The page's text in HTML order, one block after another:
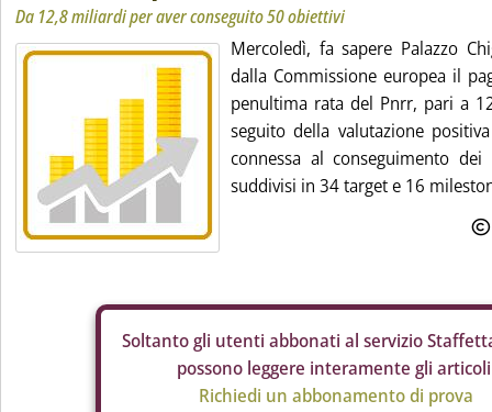
Da 12,8 miliardi per aver conseguito 50 obiettivi
Mercoledì, fa sapere Palazzo
dalla Commissione europea il
penultima rata del Pnrr, pari a
seguito della valutazione
connessa al conseguimento
suddivisi in 34 target e 16
Soltanto gli utenti abbonati al servizio
possono leggere interamente gli
Richiedi un abbonamento di prova